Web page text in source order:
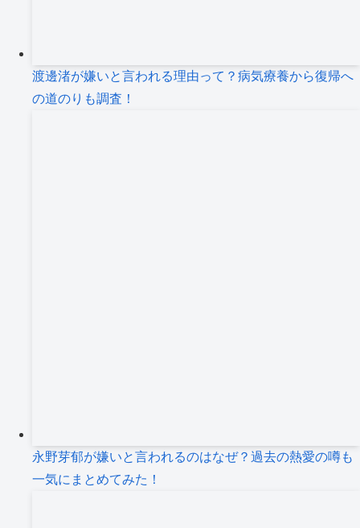
渡邊渚が嫌いと言われる理由って？病気療養から復帰へ
の道のりも調査！
永野芽郁が嫌いと言われるのはなぜ？過去の熱愛の噂も
一気にまとめてみた！